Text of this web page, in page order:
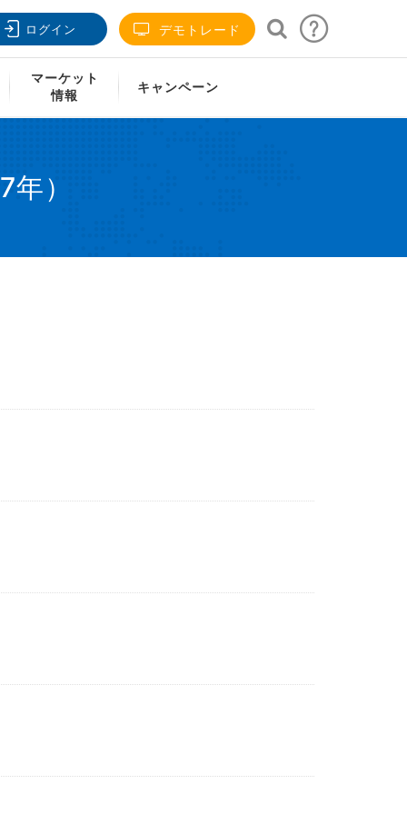
ログイン デモトレード
マーケット
情報
キャンペーン
）